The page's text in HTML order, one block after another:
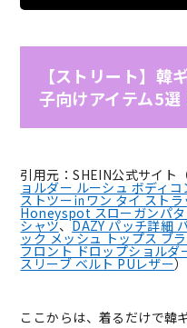
【ストリート】韓
子向けアイテム5選
引用元：SHEIN公式サイト
ョルダー ルーシュ ボディ
ストツー㏌ワン タイ スト
Honeyspot スローガンパタ
シャツ、DAZY パッチ詳細
ック メッシュ トップス ブ
フロント ドロップショルダ
スリーブ ベルト PUレザー）
ここからは、着るだけで韓